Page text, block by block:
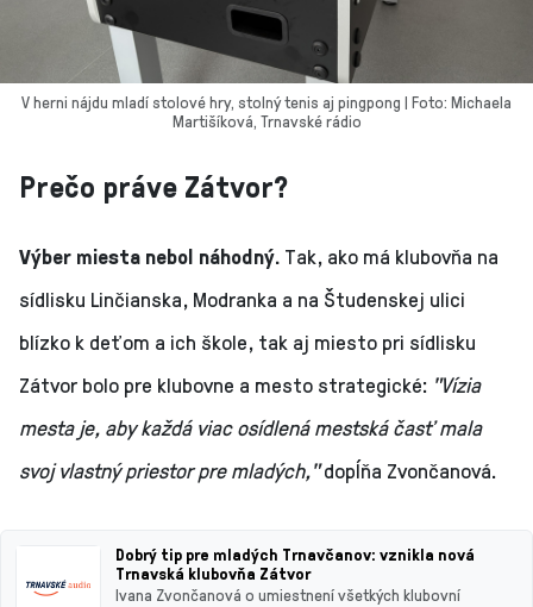
V herni nájdu mladí stolové hry, stolný tenis aj pingpong | Foto: Michaela
Martišíková, Trnavské rádio
Prečo práve Zátvor?
Výber miesta nebol náhodný. Tak, ako má klubovňa na
sídlisku Linčianska, Modranka a na Študenskej ulici
blízko k deťom a ich škole, tak aj miesto pri sídlisku
Zátvor bolo pre klubovne a mesto strategické: "Vízia
mesta je, aby každá viac osídlená mestská časť mala
svoj vlastný priestor pre mladých,"dopĺňa Zvončanová.
Dobrý tip pre mladých Trnavčanov: vznikla nová
Trnavská klubovňa Zátvor
Ivana Zvončanová o umiestnení všetkých klubovní